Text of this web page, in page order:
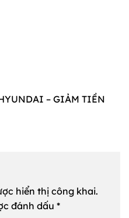
– GIẢM TIỀN
hiển thị công khai.
đánh dấu *